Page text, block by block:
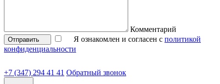
Комментарий
Отправить Я ознакомлен и согласен с политикой
конфиденциальности
+7 (347) 294 41 41 Обратный звонок